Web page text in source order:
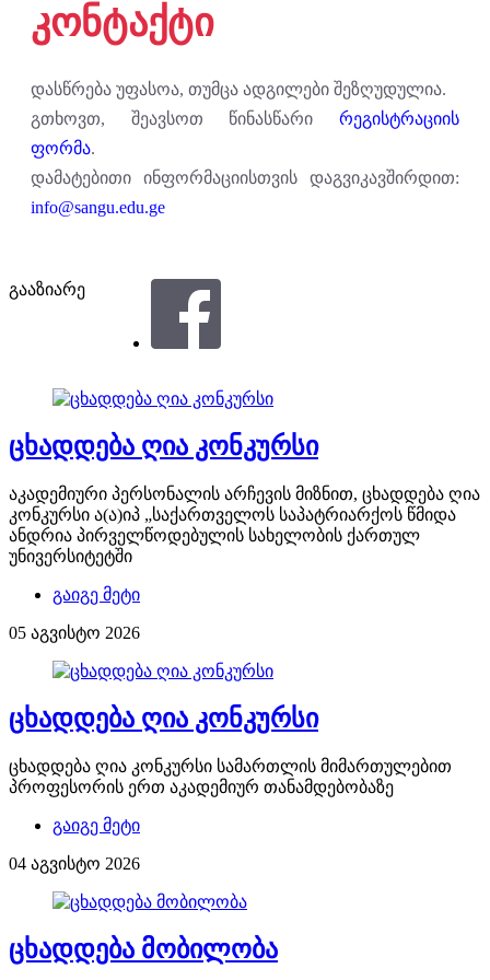
კონტაქტი
დასწრება უფასოა, თუმცა ადგილები შეზღუდულია.
გთხოვთ, შეავსოთ წინასწარი რეგისტრაციის
ფორმა.
დამატებითი ინფორმაციისთვის დაგვიკავშირდით:
info@sangu.edu.ge
გააზიარე
ცხადდება ღია კონკურსი
აკადემიური პერსონალის არჩევის მიზნით, ცხადდება ღია
კონკურსი ა(ა)იპ „საქართველოს საპატრიარქოს წმიდა
ანდრია პირველწოდებულის სახელობის ქართულ
უნივერსიტეტში
გაიგე მეტი
05 აგვისტო 2026
ცხადდება ღია კონკურსი
ცხადდება ღია კონკურსი სამართლის მიმართულებით
პროფესორის ერთ აკადემიურ თანამდებობაზე
გაიგე მეტი
04 აგვისტო 2026
ცხადდება მობილობა